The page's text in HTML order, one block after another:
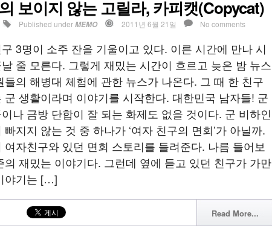
보이지 않는 고릴라, 카피캣(Copycat)
Published underMEMO 2011년 6월 21일 No comments
3명이 소주 잔을 기울이고 있다. 이른 시간에 만나 시
줄 모른다. 그렇게 재밌는 시간이 흐르고 늦은 밤 뉴스
들의 해병대 체험에 관한 뉴스가 나온다. 그 때 한 친구
군 생활이라며 이야기를 시작한다. 대한민국 남자들! 군
나 금방 단합이 잘 되는 화제도 없을 것이다. 군 비하인
지지 않는 것 중 하나가 ‘여자 친구의 면회’가 아닐까.
여자친구와 있던 면회 스토리를 들려준다. 나름 들어보
의 재밌는 이야기다. 그런데 옆에 듣고 있던 친구가 가만
야기는 […]
Read More...